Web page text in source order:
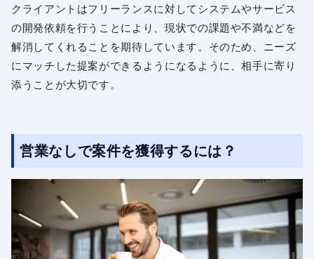
クライアントはフリーランスに対してシステムやサービス
の開発依頼を行うことにより、現状での課題や不満などを
解消してくれることを期待しています。そのため、ニーズ
にマッチした提案ができるようになるように、相手に寄り
添うことが大切です。
営業なしで案件を獲得するには？